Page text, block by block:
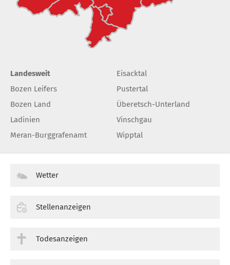
Landesweit
Bozen Leifers
Bozen Land
Ladinien
Meran-Burggrafenamt
Eisacktal
Pustertal
Überetsch-Unterland
Vinschgau
Wipptal
Wetter
Stellenanzeigen
Todesanzeigen